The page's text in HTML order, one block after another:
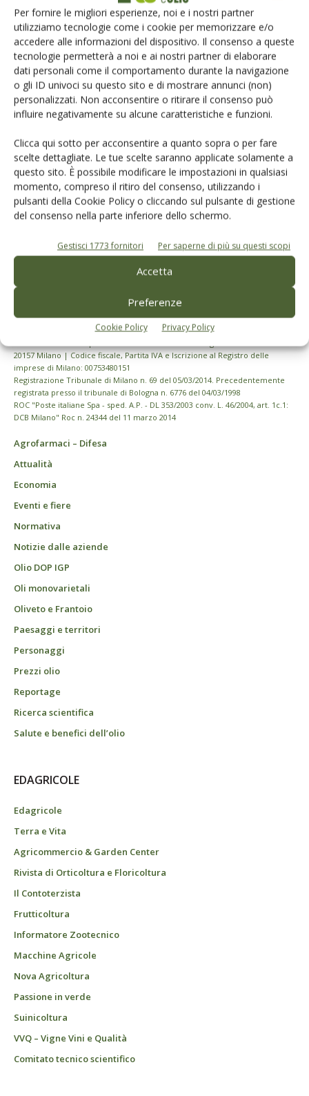
Per fornire le migliori esperienze, noi e i nostri partner
utilizziamo tecnologie come i cookie per memorizzare e/o
accedere alle informazioni del dispositivo. Il consenso a queste
tecnologie permetterà a noi e ai nostri partner di elaborare
dati personali come il comportamento durante la navigazione
o gli ID univoci su questo sito e di mostrare annunci (non)
personalizzati. Non acconsentire o ritirare il consenso può
influire negativamente su alcune caratteristiche e funzioni.
Clicca qui sotto per acconsentire a quanto sopra o per fare
scelte dettagliate. Le tue scelte saranno applicate solamente a
questo sito. È possibile modificare le impostazioni in qualsiasi
momento, compreso il ritiro del consenso, utilizzando i
pulsanti della Cookie Policy o cliccando sul pulsante di gestione
del consenso nella parte inferiore dello schermo.
Gestisci 1773 fornitori Per saperne di più su questi scopi
Accetta
Preferenze
Cookie Policy Privacy Policy
Rimani aggiornato sul mondo
dell’agricoltura
Iscriviti alle nostre newsletter
20157 Milano | Codice fiscale, Partita IVA e Iscrizione al Registro delle
imprese di Milano: 00753480151
Registrazione Tribunale di Milano n. 69 del 05/03/2014. Precedentemente
registrata presso il tribunale di Bologna n. 6776 del 04/03/1998
ROC "Poste italiane Spa - sped. A.P. - DL 353/2003 conv. L. 46/2004, art. 1c.1:
DCB Milano" Roc n. 24344 del 11 marzo 2014
Agrofarmaci – Difesa
Attualità
Economia
Eventi e fiere
Normativa
Notizie dalle aziende
Olio DOP IGP
Oli monovarietali
Oliveto e Frantoio
Paesaggi e territori
Personaggi
Prezzi olio
Reportage
Ricerca scientifica
Salute e benefici dell’olio
EDAGRICOLE
Edagricole
Terra e Vita
Agricommercio & Garden Center
Rivista di Orticoltura e Floricoltura
Il Contoterzista
Frutticoltura
Informatore Zootecnico
Macchine Agricole
Nova Agricoltura
Passione in verde
Suinicoltura
VVQ – Vigne Vini e Qualità
Comitato tecnico scientifico